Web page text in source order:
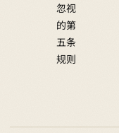
忽视
的第
五条
规则